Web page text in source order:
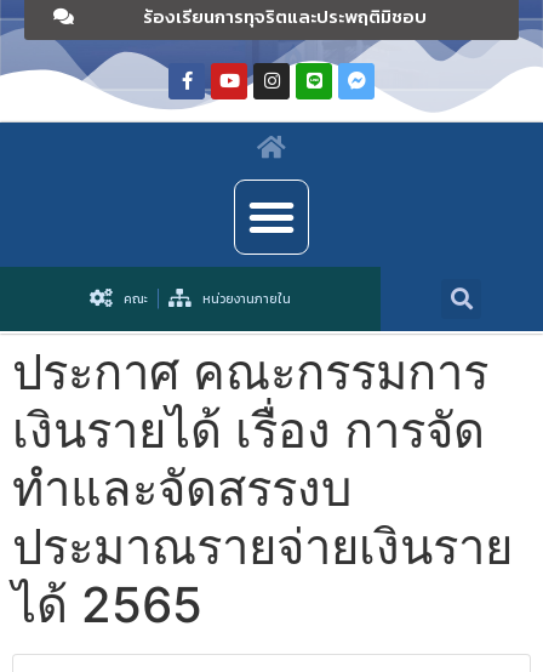
ร้องเรียนการทุจริตและประพฤติมิชอบ
คณะ หน่วยงานภายใน
ประกาศ คณะกรรมการ
เงินรายได้ เรื่อง การจัด
ทำและจัดสรรงบ
ประมาณรายจ่ายเงินราย
ได้ 2565